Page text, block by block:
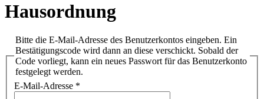
Hausordnung
Bitte die E-Mail-Adresse des Benutzerkontos eingeben. Ein
Bestätigungscode wird dann an diese verschickt. Sobald der
Code vorliegt, kann ein neues Passwort für das Benutzerkonto
festgelegt werden.
E-Mail-Adresse *